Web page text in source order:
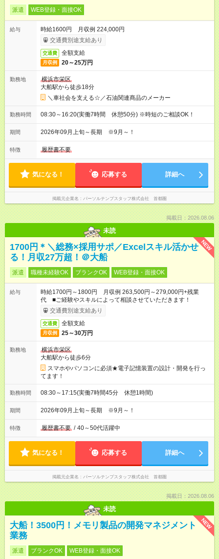
派遣 WEB登録・面接OK
給与
時給1600円 月収例 224,000円
交通費別途支給あり
交通費 全額支給
月収例 20～25万円
勤務地
横浜市栄区
大船駅から徒歩18分
＼車社会を支える☆／石油関連商品のメーカー
勤務時間 08:30～16:20(実働7時間 休憩50分) ※時短のご相談OK！
期間 2026年09月上旬～長期 ※9月～！
特徴 履歴書不要
気になる！ 応募する 詳細へ
掲載元企業名 パーソルテンプスタッフ株式会社 首都圏
掲載日：2026.08.06
未読
NEW
1700円＊＼総務×採用サポ／Excelスキル活かせ
る！月収27万超！＠大船
派遣 職種未経験OK ブランクOK WEB登録・面接OK
給与
時給1700円～1800円 月収例 263,500円～279,000円+残業
代 ■ご経験やスキルによって相談させていただきます！
交通費別途支給あり
交通費 全額支給
月収例 25～30万円
勤務地
横浜市栄区
大船駅から徒歩6分
スマホやパソコンに必須★電子記憶装置の設計・開発を行っ
てます！
勤務時間 08:30～17:15(実働7時間45分 休憩1時間)
期間 2026年09月上旬～長期 ※9月～！
特徴 履歴書不要 / 40～50代活躍中
気になる！ 応募する 詳細へ
掲載元企業名 パーソルテンプスタッフ株式会社 首都圏
掲載日：2026.08.06
未読
NEW
大船！3500円！メモリ製品の開発マネジメント
業務
派遣 ブランクOK WEB登録・面接OK